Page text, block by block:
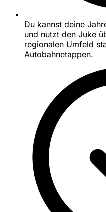
Du kannst deine
und nutzt den Juke
regionalen Umfeld
Autobahnetappen.